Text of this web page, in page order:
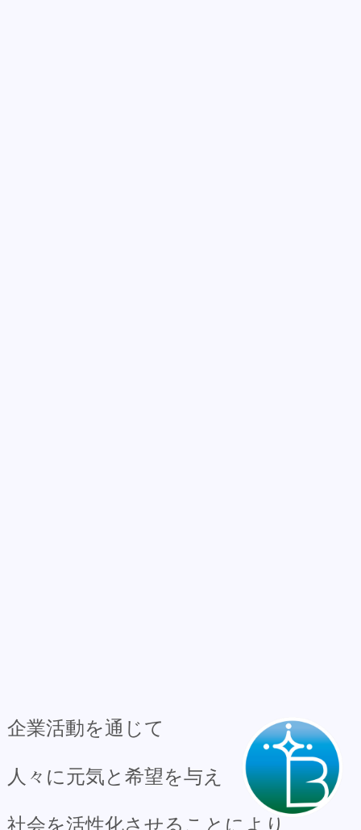
企業活動を通じて
人々に元気と希望を与え
社会を活性化させることにより